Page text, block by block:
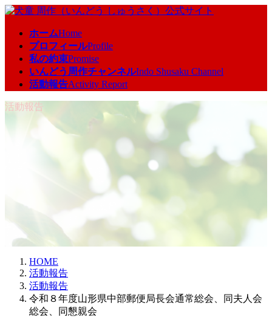
コ
キ
ッ
プ
ナ
に
移
動
ホームHome
プロフィールProfile
私の約束Promise
いんどう周作チャンネルIndo Shusaku Channel
活動報告Activity Report
活動報告
HOME
活動報告
活動報告
令和８年度山形県中部郵便局長会通常総会、同夫人会
総会、同懇親会